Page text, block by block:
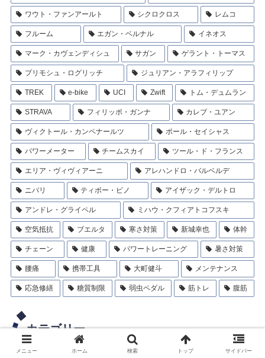
ワウト・ファンアールト シクロクロス レムコ
フルーム エガン・ベルナル イネオス
マーク・カヴェンディシュ サガン ゲラント・トーマス
プリモシュ・ログリッチ ジュリアン・アラフィリップ
TREK e-bike UCI Zwift トム・デュムラン
STRAVA フィリッポ・ガンナ カレブ・ユアン
ヴィクトール・カンペナールツ ポール・セイシャス
パワーメーター チームスカイ ツール・ド・フランス
エリア・ヴィヴィアーニ アレハンドロ・バルベルデ
ニバリ ティボー・ピノ アイザック・デルトロ
アンドレ・グライペル ミハウ・クフィアトコフスキ
空気抵抗 ブエルタ 寒さ対策 新城幸也 体幹
チェーン 健康 パワートレーニング 暑さ対策
腰痛 携帯工具 大町健斗 メンテナンス
応急修繕 糖質制限 弱虫ペダル 筋トレ 腹筋
カテゴリー
メニュー ホーム 検索 トップ サイドバー